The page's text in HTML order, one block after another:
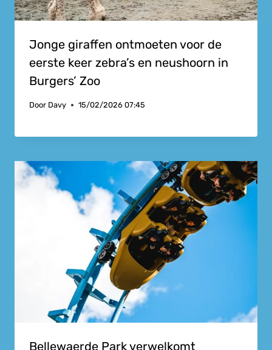
Jonge giraffen ontmoeten voor de
eerste keer zebra’s en neushoorn in
Burgers’ Zoo
Door Davy 15/02/2026 07:45
Bellewaerde Park verwelkomt